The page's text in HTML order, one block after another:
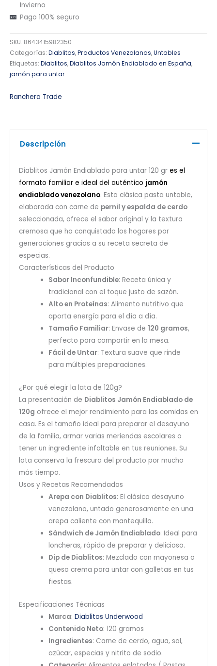
Invierno
Pago 100% seguro
SKU: 8643415982350
Categorías: Diablitos,Productos Venezolanos,Untables
Etiquetas: Diablitos,Diablitos Jamón Endiablado en España,
jamón para untar
Ranchera Trade
Descripción
Diablitos Jamón Endiablado para untar 120 gr es el
formato familiar e ideal del auténtico jamón
endiablado venezolano. Esta clásica pasta untable,
elaborada con carne de pernil y espalda de cerdo
seleccionada, ofrece el sabor original y la textura
cremosa que ha conquistado los hogares por
generaciones gracias a su receta secreta de
especias.
Características del Producto
Sabor Inconfundible: Receta única y
tradicional con el toque justo de sazón.
Alto en Proteínas: Alimento nutritivo que
aporta energía para el día a día.
Tamaño Familiar: Envase de120 gramos,
perfecto para compartir en la mesa.
Fácil de Untar: Textura suave que rinde
para múltiples preparaciones.
¿Por qué elegir la lata de 120g?
La presentación de Diablitos Jamón Endiablado de
120g ofrece el mejor rendimiento para las comidas en
casa. Es el tamaño ideal para preparar el desayuno
de la familia, armar varias meriendas escolares o
tener un ingrediente infaltable en tus reuniones. Su
lata conserva la frescura del producto por mucho
más tiempo.
Usos y Recetas Recomendadas
Arepa con Diablitos: El clásico desayuno
venezolano, untado generosamente en una
arepa caliente con mantequilla.
Sándwich de Jamón Endiablado: Ideal para
loncheras, rápido de preparar y delicioso.
Dip de Diablitos: Mezclado con mayonesa o
queso crema para untar con galletas en tus
fiestas.
Especificaciones Técnicas
Marca:Diablitos Underwood
Contenido Neto: 120 gramos
Ingredientes: Carne de cerdo, agua, sal,
azúcar, especias y nitrito de sodio.